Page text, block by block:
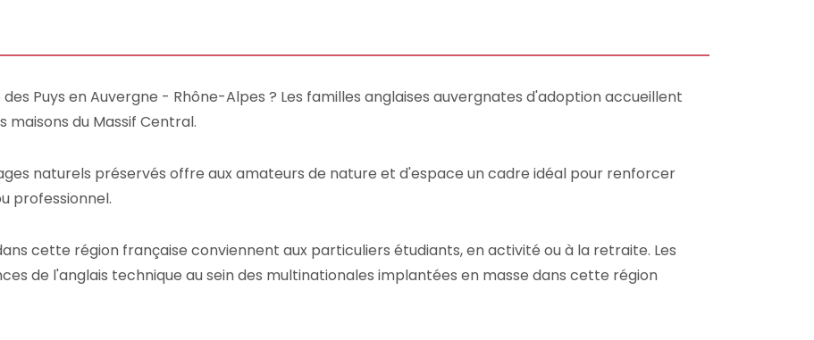
Puys en Auvergne - Rhône-Alpes ? Les familles anglaises auvergnates d'adoption accueillent
du Massif Central.
naturels préservés offre aux amateurs de nature et d'espace un cadre idéal pour renforcer
professionnel.
cette région française conviennent aux particuliers étudiants, en activité ou à la retraite. Les
de l'anglais technique au sein des multinationales implantées en masse dans cette région